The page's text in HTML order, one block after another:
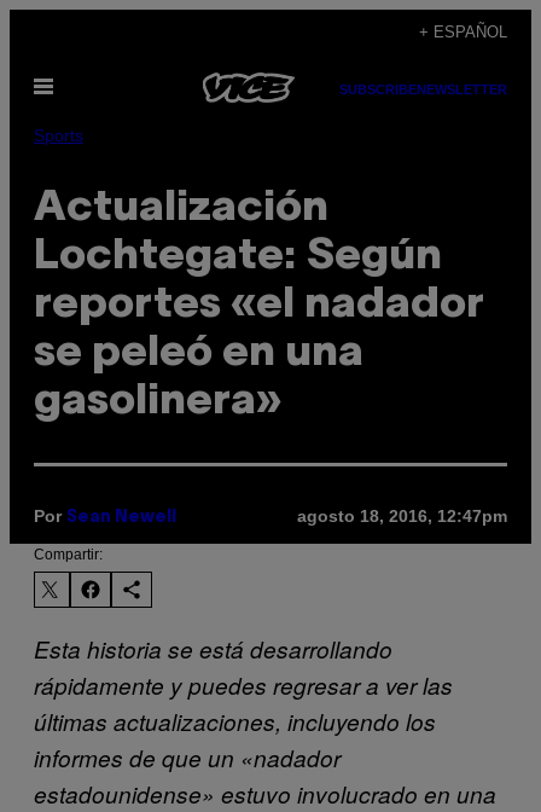
contenido
+ ESPAÑOL
Abrir
SUBSCRIBENEWSLETTER
Sports
Actualización
Lochtegate: Según
reportes «el nadador
se peleó en una
gasolinera»
Por Sean Newell agosto 18, 2016, 12:47pm
Compartir:
Esta historia se está desarrollando
rápidamente y puedes regresar a ver las
últimas actualizaciones, incluyendo los
informes de que un «nadador
estadounidense» estuvo involucrado en una